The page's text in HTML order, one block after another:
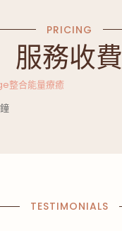
PRICING
服務收費
整合能量療癒
TESTIMONIALS